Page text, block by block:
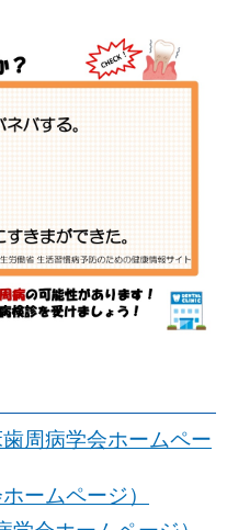
周病学会ホームペー
ームページ）